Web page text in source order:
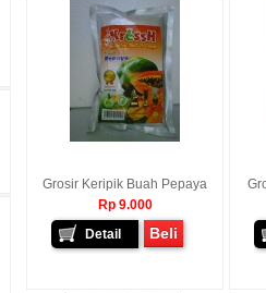
Grosir Keripik Buah Pepaya
Rp 9.000
Detail
Beli